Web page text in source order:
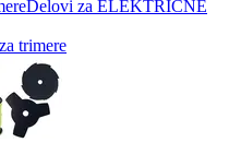
Delovi za ELEKTRIČNE
trimere